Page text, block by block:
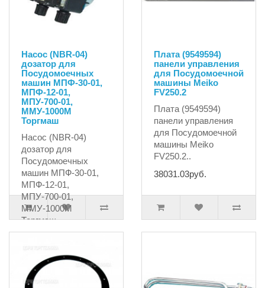
Насос (NBR-04)
дозатор для
Посудомоечных
машин МПФ-30-01,
МПФ-12-01,
МПУ-700-01,
ММУ-1000М
Торгмаш
Насос (NBR-04)
дозатор для
Посудомоечных
машин МПФ-30-01,
МПФ-12-01,
МПУ-700-01,
ММУ-1000М
Торгмаш..
Плата (9549594)
панели управления
для Посудомоечной
машины Meiko
FV250.2
Плата (9549594)
панели управления
для Посудомоечной
машины Meiko
FV250.2..
38031.03руб.